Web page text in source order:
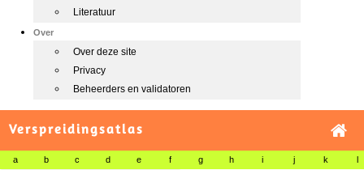
Literatuur
Over
Over deze site
Privacy
Beheerders en validatoren
Verspreidingsatlas
a b c d e f g h i j k l